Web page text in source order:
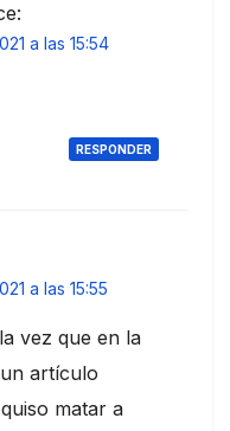
a las 15:54
RESPONDER
a las 15:55
vez que en la
artículo
matar a